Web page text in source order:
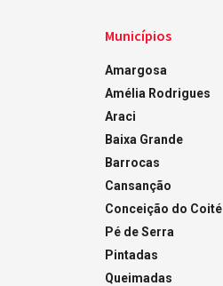
Municípios
Amargosa
Amélia Rodrigues
Araci
Baixa Grande
Barrocas
Cansanção
Conceição do Coité
Pé de Serra
Pintadas
Queimadas